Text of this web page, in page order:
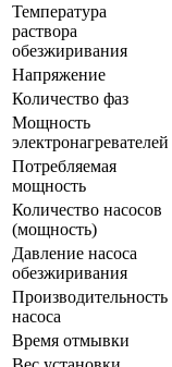
Температура
раствора
обезжиривания
Напряжение
Количество фаз
Мощность
электронагревателей
Потребляемая
мощность
Количество насосов
(мощность)
Давление насоса
обезжиривания
Производительность
насоса
Время отмывки